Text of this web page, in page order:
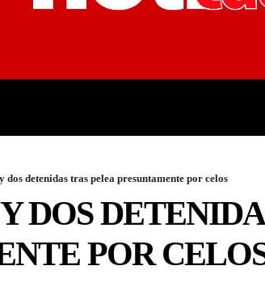
dos detenidas tras pelea presuntamente por celos
DOS
POR